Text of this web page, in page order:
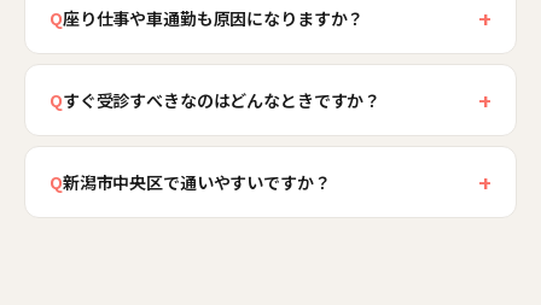
術が必要になることがありますが、多くの椎間板
ヘルニアは保存的なケアで症状の軽減が期待でき
断が必要です。新潟市中央区骨盤整骨院では、医
療機関の診断を尊重したうえで、椎間板への負担
を減らす施術と体幹づくりを担い、症状の軽減を
Q座り仕事や車通勤も原因になりますか？ +
はい、大きく関係します。新潟市中央区のように
デスクワークや車通勤が多い環境では、前かがみ
の座り姿勢や車の振動で椎間板に負担が集中し、
めます。当院では骨盤・脊柱のバランスと体幹を
整え、座り姿勢や運転姿勢、休憩の取り方、冷え
Qすぐ受診すべきなのはどんなときですか？ +
足に強い麻痺があって力が入らない、排尿や排便
に異常がある、といった症状を伴う場合は緊急性
が高く、速やかに医療機関を受診する必要があり
Q新潟市中央区で通いやすいですか？ +